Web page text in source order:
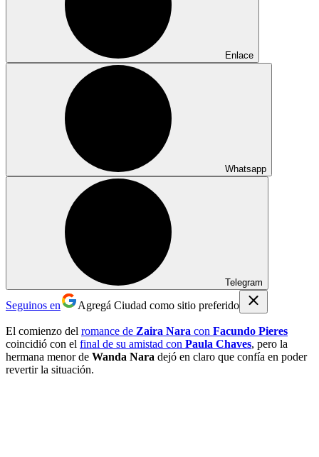
Enlace
Whatsapp
Telegram
Seguinos en Agregá Ciudad como sitio preferido
El comienzo del romance de Zaira Nara con Facundo Pieres
coincidió con el final de su amistad con Paula Chaves, pero la
hermana menor de Wanda Nara dejó en claro que confía en poder
revertir la situación.